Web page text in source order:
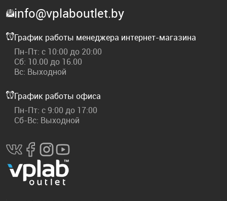
info@vplaboutlet.by
График работы менеджера интернет-магазина
Пн-Пт: с 10:00 до 20:00
Сб: 10.00 до 16.00
Вс: Выходной
График работы офиса
Пн-Пт: с 9:00 до 17:00
Сб-Вс: Выходной